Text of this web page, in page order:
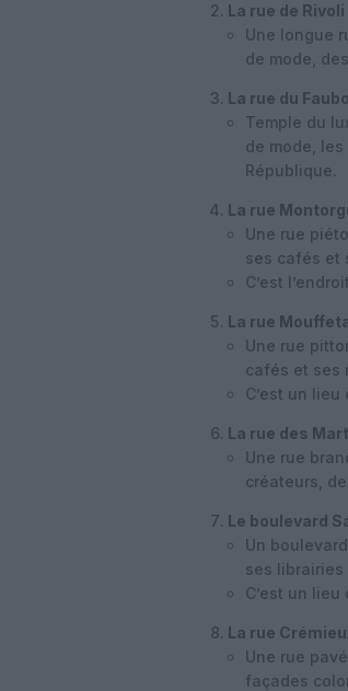
La rue de Rivoli
Une longue
de mode,
La rue du
Temple du
de mode,
République.
La rue
Une rue
ses cafés et
C’est
La rue
Une rue
cafés et ses
C’est un
La rue des
Une rue
créateurs,
Le boulevard
Un
ses librairies
C’est un
La rue
Une rue
façades